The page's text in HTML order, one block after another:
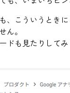
、こういうとき
ん。
ドも見たりして